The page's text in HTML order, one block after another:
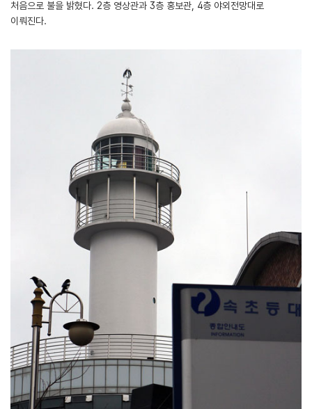
처음으로 불을 밝혔다. 2층 영상관과 3층 홍보관, 4층 야외전망대로
이뤄진다.